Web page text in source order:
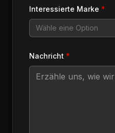
Interessierte Marke *
Wähle eine Option
Nachricht *